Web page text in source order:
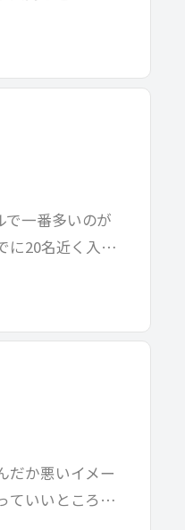
で一番多いのが
に20名近く入社
だか悪いイメー
ていいところと